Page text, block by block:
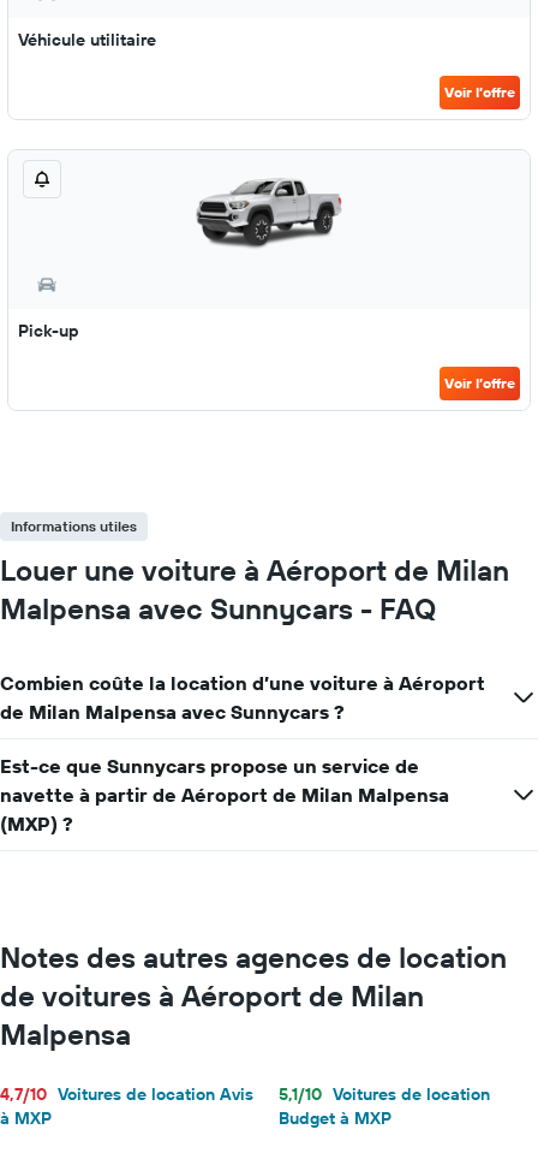
Véhicule utilitaire
Voir l’offre
Pick-up
Voir l’offre
Informations utiles
Louer une voiture à Aéroport de Milan
Malpensa avec Sunnycars - FAQ
Combien coûte la location d’une voiture à Aéroport
de Milan Malpensa avec Sunnycars ?
Est-ce que Sunnycars propose un service de
navette à partir de Aéroport de Milan Malpensa
(MXP) ?
Notes des autres agences de location
de voitures à Aéroport de Milan
Malpensa
4,7/10 Voitures de location Avis
à MXP
5,1/10 Voitures de location
Budget à MXP